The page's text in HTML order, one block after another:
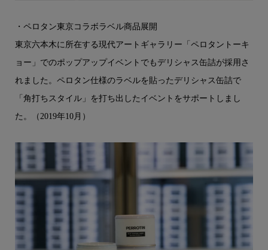
・ペロタン東京コラボラベル商品展開
東京六本木に所在する現代アートギャラリー「ペロタントーキ
ョー」でのポップアップイベントでもデリシャス缶詰が採用さ
れました。ペロタン仕様のラベルを貼ったデリシャス缶詰で
「角打ちスタイル」を打ち出したイベントをサポートしまし
た。（2019年10月）